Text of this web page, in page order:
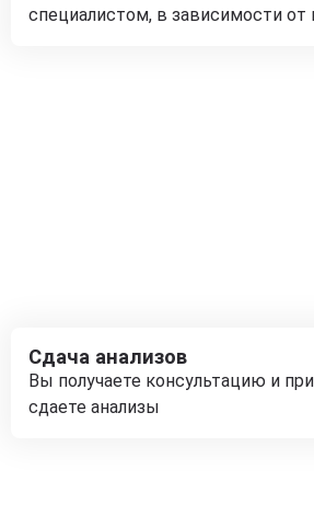
специалистом, в зависимости от
Сдача анализов
Вы получаете консультацию и
сдаете анализы